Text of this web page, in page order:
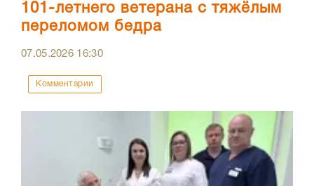
101-летнего ветерана с тяжёлым
переломом бедра
07.05.2026 16:30
Комментарии